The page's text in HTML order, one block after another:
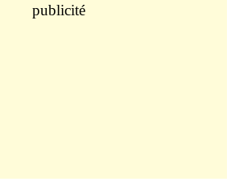
publicité